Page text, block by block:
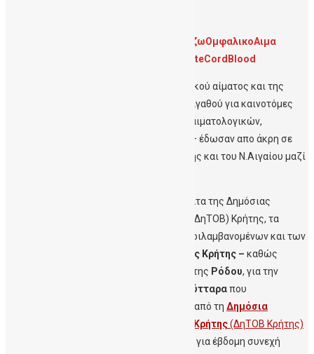
#ΔωριζωΟμφαλικοΑιμα
#WCBD23 #WorldCordBloodDay #DonateCordBlood
Δυνατό μήνυμα για την δωρεά του ομφαλικού αίματος και της
αξιοποίησης του πολύτιμου για την ζωή αγαθού για καινοτόμες
θεραπείες – αναγεννητικής ιατρικής και αιματολογικών,
κυτταρικών ή εκφυλιστικών θεραπειών – έδωσαν απο άκρη σε
άκρη εκπρόσωποι της Περιφέρειας Κρήτης και του Ν.Αιγαίου μαζί
Στο πλαίσιο αυτό φωτίστηκαν στα χρώματα της Δημόσιας
Τράπεζας Ομφαλικών Βλαστοκυττάρων (ΔηΤΟΒ) Κρήτης, τα
– συμπεριλαμβανομένων και των
Περιφερειακών Ενοτήτων της Κρήτης – καθώς
στο νησί της Ρόδου, για την
Εβδομάδα Ενημέρωσης για τα Βλαστοκύτταραπου
, από τη Δημόσια
Τράπεζα Ομφαλικών Βλαστοκυττάρων Κρήτης(ΔηΤΟΒ Κρήτης)
της Αιματολογικής Κλινικής του ΠΑΓΝΗ – για έβδομη συνεχή